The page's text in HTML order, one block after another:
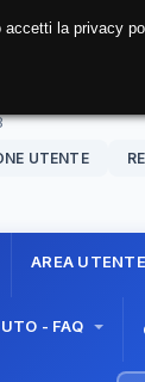
UTENTE
AREA UTENTE
- FAQ
accetti la privacy